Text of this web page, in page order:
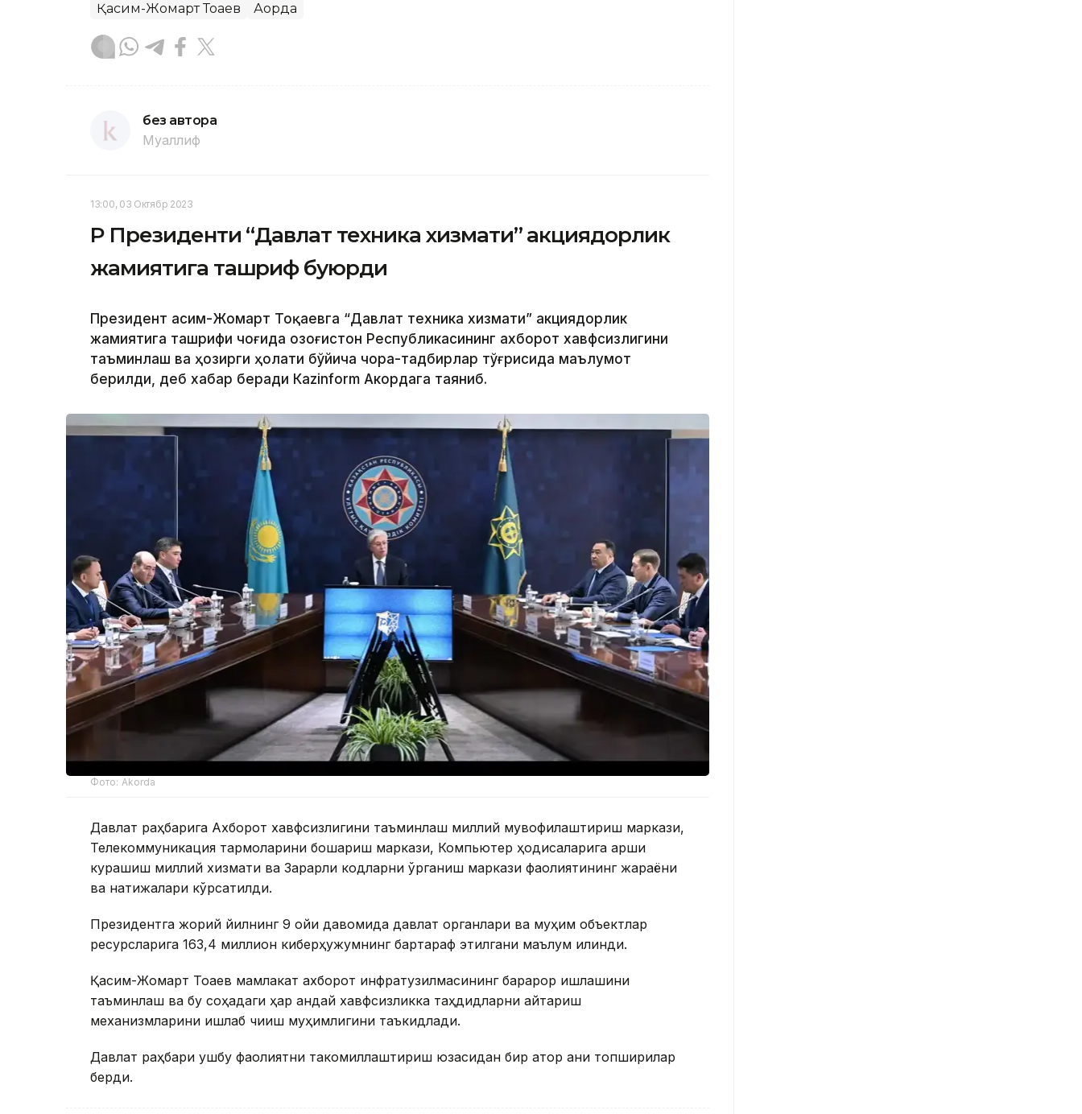
Қасим-Жомарт Тоқаев
Ақорда
без автора
Муаллиф
13:00, 03 Октябр 2023
ҚР Президенти “Давлат техника хизмати” акциядорлик
жамиятига ташриф буюрди
Президент Қасим-Жомарт Тоқаевга “Давлат техника хизмати” акциядорлик
жамиятига ташрифи чоғида Қозоғистон Республикасининг ахборот хавфсизлигини
таъминлаш ва ҳозирги ҳолати бўйича чора-тадбирлар тўғрисида маълумот
берилди, деб хабар беради Каzinform Акордага таяниб.
Фото: Akorda
Давлат раҳбарига Ахборот хавфсизлигини таъминлаш миллий мувофиқлаштириш маркази,
Телекоммуникация тармоқларини бошқариш маркази, Компьютер ҳодисаларига қарши
курашиш миллий хизмати ва Зарарли кодларни ўрганиш маркази фаолиятининг жараёни
ва натижалари кўрсатилди.
Президентга жорий йилнинг 9 ойи давомида давлат органлари ва муҳим объектлар
ресурсларига 163,4 миллион киберҳужумнинг бартараф этилгани маълум қилинди.
Қасим-Жомарт Тоқаев мамлакат ахборот инфратузилмасининг барқарор ишлашини
таъминлаш ва бу соҳадаги ҳар қандай хавфсизликка таҳдидларни қайтариш
механизмларини ишлаб чиқиш муҳимлигини таъкидлади.
Давлат раҳбари ушбу фаолиятни такомиллаштириш юзасидан бир қатор аниқ топшириқлар
берди.